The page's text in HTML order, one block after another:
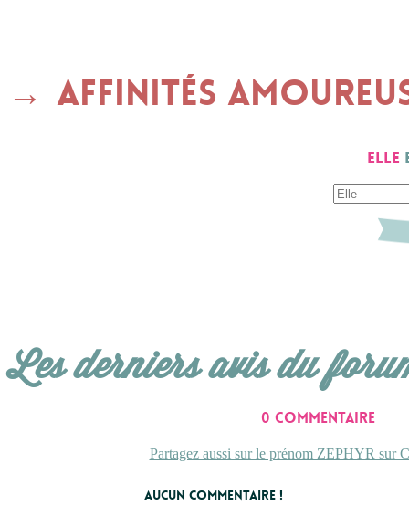
Affinités
Elle
Les derniers avis du
0 commentaire
Partagez aussi sur le prénom ZEPHYR sur
Aucun commentaire !